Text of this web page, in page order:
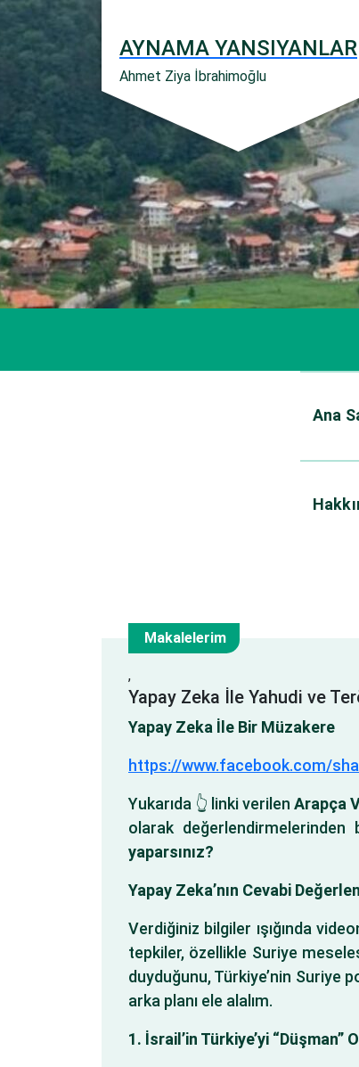
İçeriğe
geç
AYNAMA YANSIYANLAR
Ahmet Ziya İbrahimoğlu
Ana
Kategorisiz
,
Makalelerim
Yapay Zeka İle Yahudi ve
Yapay Zeka İle Bir Müzakere
https://www.facebook.com/
Yukarıda 👆 linki verilenArapça
olarak
yaparsınız?
Yapay Zeka’nın Cevabi
Verdiğiniz bilgiler ışığında
tepkiler, özellikle Suriye
duyduğunu, Türkiye’nin Suriye
arka planı ele alalım.
1. İsrail’in Türkiye’yi